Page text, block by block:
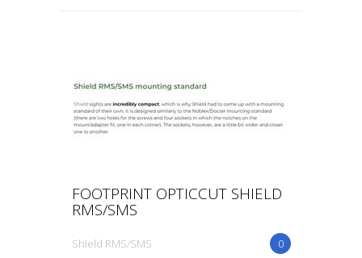
FOOTPRINT OPTICCUT SHIELD
RMS/SMS
0
Shield RMS/SMS